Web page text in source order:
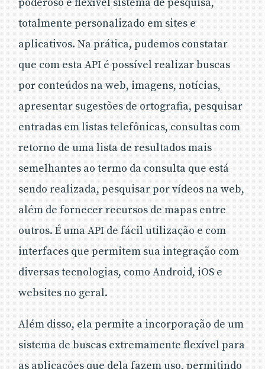
totalmente personalizado em sites e
aplicativos. Na prática, pudemos constatar
que com esta API é possível realizar buscas
por conteúdos na web, imagens, notícias,
apresentar sugestões de ortografia, pesquisar
entradas em listas telefônicas, consultas com
retorno de uma lista de resultados mais
semelhantes ao termo da consulta que está
sendo realizada, pesquisar por vídeos na web,
além de fornecer recursos de mapas entre
outros. É uma API de fácil utilização e com
interfaces que permitem sua integração com
diversas tecnologias, como Android, iOS e
websites no geral.
Além disso, ela permite a incorporação de um
sistema de buscas extremamente flexível para
as aplicações que dela fazem uso, permitindo